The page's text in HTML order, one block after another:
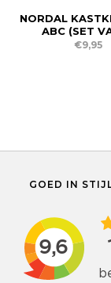
NORDAL
ABC (SET
€9,95
GOED IN